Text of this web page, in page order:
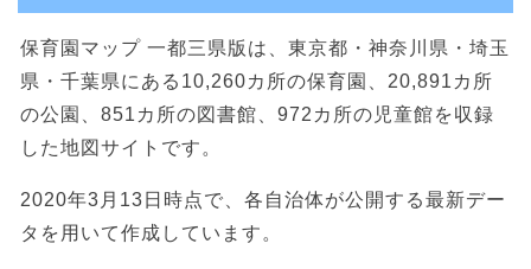
保育園マップ 一都三県版は、東京都・神奈川県・埼玉
県・千葉県にある10,260カ所の保育園、20,891カ所
の公園、851カ所の図書館、972カ所の児童館を収録
した地図サイトです。
2020年3月13日時点で、各自治体が公開する最新デー
タを用いて作成しています。